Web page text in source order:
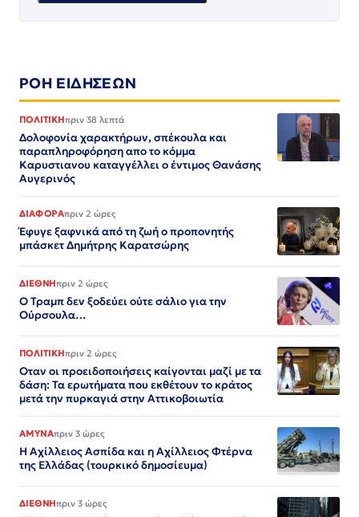
ΡΟΗ ΕΙΔΗΣΕΩΝ
ΠΟΛΙΤΙΚΗπριν 38 λεπτά
Δολοφονία χαρακτήρων, σπέκουλα και
παραπληροφόρηση απο το κόμμα
Καρυστιανου καταγγέλλει ο έντιμος Θανάσης
Αυγερινός
ΔΙΑΦΟΡΑπριν 2 ώρες
Έφυγε ξαφνικά από τη ζωή ο προπονητής
μπάσκετ Δημήτρης Καρατσώρης
ΔΙΕΘΝΗπριν 2 ώρες
Ο Τραμπ δεν ξοδεύει ούτε σάλιο για την
Ούρσουλα…
ΠΟΛΙΤΙΚΗπριν 2 ώρες
Οταν οι προειδοποιήσεις καίγονται μαζί με τα
δάση: Τα ερωτήματα που εκθέτουν το κράτος
μετά την πυρκαγιά στην Αττικοβοιωτία
ΑΜΥΝΑπριν 3 ώρες
Η Αχίλλειος Ασπίδα και η Αχίλλειος Φτέρνα
της Ελλάδας (τουρκικό δημοσίευμα)
ΔΙΕΘΝΗπριν 3 ώρες